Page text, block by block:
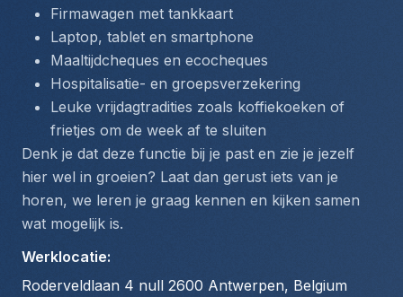
Firmawagen met tankkaart
Laptop, tablet en smartphone
Maaltijdcheques en ecocheques
Hospitalisatie- en groepsverzekering
Leuke vrijdagtradities zoals koffiekoeken of
frietjes om de week af te sluiten
Denk je dat deze functie bij je past en zie je jezelf
hier wel in groeien? Laat dan gerust iets van je
horen, we leren je graag kennen en kijken samen
wat mogelijk is.
Werklocatie:
Roderveldlaan 4 null 2600 Antwerpen, Belgium